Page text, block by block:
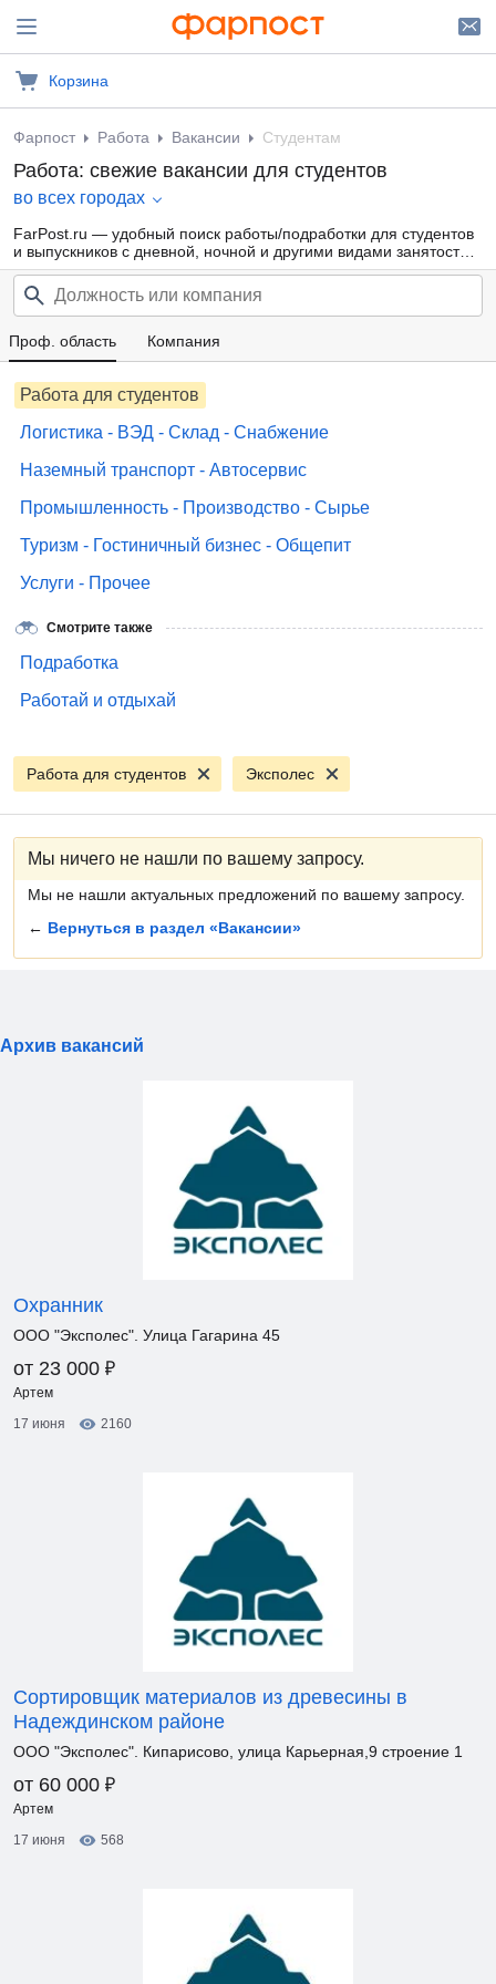
Корзина
Фарпост Работа Вакансии Студентам
Работа: свежие вакансии для студентов
во всех городах
FarPost.ru — удобный поиск работы/подработки для студентов
и выпускников с дневной, ночной и другими видами занятости
для девушек и парней от прямых работодателей, а также от
кадровых агентств. Свежие вакансии каждый день.
Проф. область Компания
Работа для студентов
Логистика - ВЭД - Склад - Снабжение
Наземный транспорт - Автосервис
Промышленность - Производство - Сырье
Туризм - Гостиничный бизнес - Общепит
Услуги - Прочее
Смотрите также
Подработка
Работай и отдыхай
Работа для студентов Эксполес
Мы ничего не нашли по вашему запросу.
Мы не нашли актуальных предложений по вашему запросу.
← Вернуться в раздел «Вакансии»
Архив вакансий
Охранник
ООО "Эксполес". Улица Гагарина 45
от 23 000 ₽
Артем
17 июня
2160
Сортировщик материалов из древесины в
Надеждинском районе
ООО "Эксполес". Кипарисово, улица Карьерная,9 строение 1
от 60 000 ₽
Артем
17 июня
568